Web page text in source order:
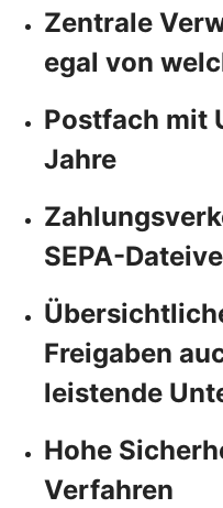
Zentrale
egal von
Postfach mit
Jahre
SEPA-
Freigaben
leistende
Hohe
Verfahren